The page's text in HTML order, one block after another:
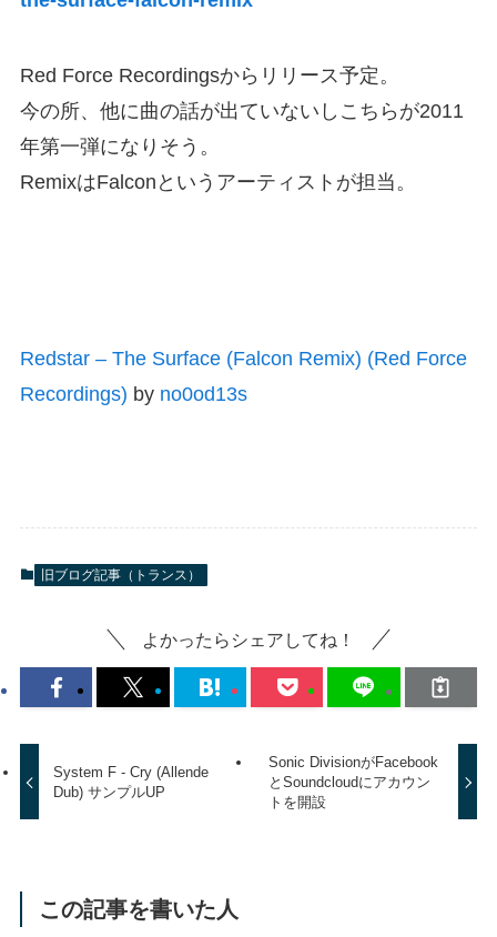
Red Force Recordingsからリリース予定。
今の所、他に曲の話が出ていないしこちらが2011
年第一弾になりそう。
RemixはFalconというアーティストが担当。
Redstar – The Surface (Falcon Remix) (Red Force
Recordings) by no0od13s
旧ブログ記事（トランス）
よかったらシェアしてね！
System F - Cry (Allende
Dub) サンプルUP
Sonic DivisionがFacebook
とSoundcloudにアカウン
トを開設
この記事を書いた人